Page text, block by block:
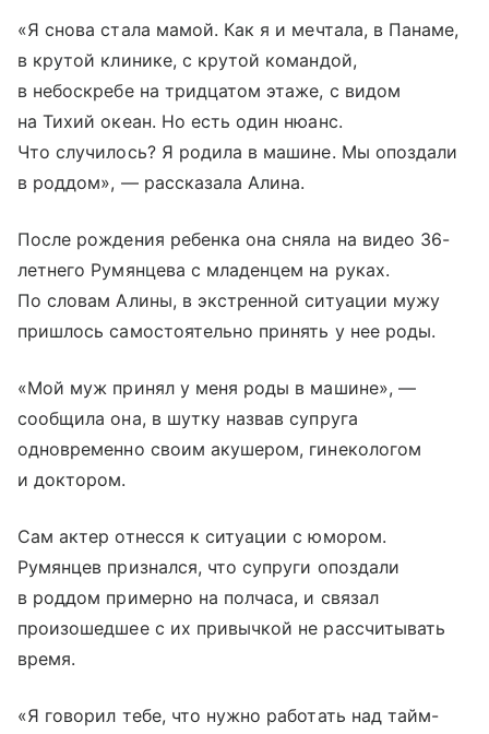
«Я снова стала мамой. Как я и мечтала, в Панаме,
в крутой клинике, с крутой командой,
в небоскребе на тридцатом этаже, с видом
на Тихий океан. Но есть один нюанс.
Что случилось? Я родила в машине. Мы опоздали
в роддом», — рассказала Алина.
После рождения ребенка она сняла на видео 36-
летнего Румянцева с младенцем на руках.
По словам Алины, в экстренной ситуации мужу
пришлось самостоятельно принять у нее роды.
«Мой муж принял у меня роды в машине», —
сообщила она, в шутку назвав супруга
одновременно своим акушером, гинекологом
и доктором.
Сам актер отнесся к ситуации с юмором.
Румянцев признался, что супруги опоздали
в роддом примерно на полчаса, и связал
произошедшее с их привычкой не рассчитывать
время.
«Я говорил тебе, что нужно работать над тайм-